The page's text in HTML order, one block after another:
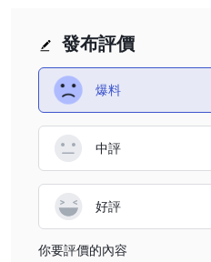
whether the broker’s
發布評價
爆料
中評
好評
你要評價的內容